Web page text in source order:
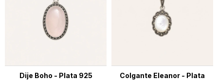
Dije Boho - Plata 925
Colgante Eleanor - Plata